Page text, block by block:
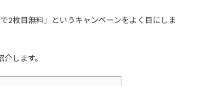
2枚目無料」というキャンペーンをよく目にしま
します。